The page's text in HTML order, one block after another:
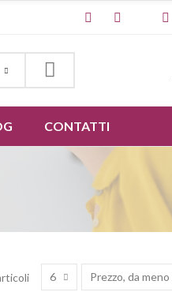
CONTATTI
6 Prezzo, da